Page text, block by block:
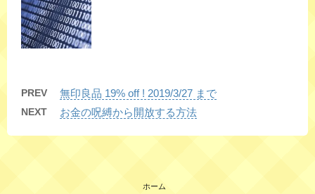
PREV 無印良品 19% off ! 2019/3/27 まで
NEXT お金の呪縛から開放する方法
ホーム